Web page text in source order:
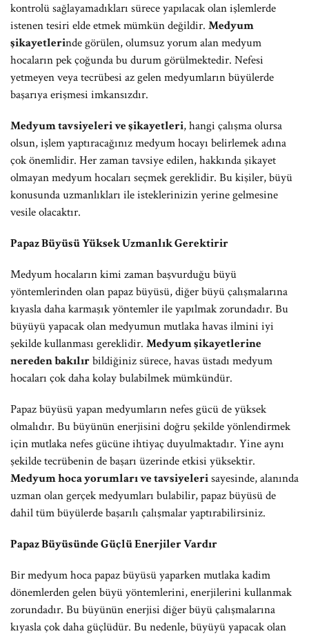
kontrolü sağlayamadıkları sürece yapılacak olan işlemlerde
istenen tesiri elde etmek mümkün değildir. Medyum
şikayetlerinde görülen, olumsuz yorum alan medyum
hocaların pek çoğunda bu durum görülmektedir. Nefesi
yetmeyen veya tecrübesi az gelen medyumların büyülerde
başarıya erişmesi imkansızdır.
Medyum tavsiyeleri ve şikayetleri, hangi çalışma olursa
olsun, işlem yaptıracağınız medyum hocayı belirlemek adına
çok önemlidir. Her zaman tavsiye edilen, hakkında şikayet
olmayan medyum hocaları seçmek gereklidir. Bu kişiler, büyü
konusunda uzmanlıkları ile isteklerinizin yerine gelmesine
vesile olacaktır.
Papaz Büyüsü Yüksek Uzmanlık Gerektirir
Medyum hocaların kimi zaman başvurduğu büyü
yöntemlerinden olan papaz büyüsü, diğer büyü çalışmalarına
kıyasla daha karmaşık yöntemler ile yapılmak zorundadır. Bu
büyüyü yapacak olan medyumun mutlaka havas ilmini iyi
şekilde kullanması gereklidir. Medyum şikayetlerine
nereden bakılırbildiğiniz sürece, havas üstadı medyum
hocaları çok daha kolay bulabilmek mümkündür.
Papaz büyüsü yapan medyumların nefes gücü de yüksek
olmalıdır. Bu büyünün enerjisini doğru şekilde yönlendirmek
için mutlaka nefes gücüne ihtiyaç duyulmaktadır. Yine aynı
şekilde tecrübenin de başarı üzerinde etkisi yüksektir.
Medyum hoca yorumları ve tavsiyelerisayesinde, alanında
uzman olan gerçek medyumları bulabilir, papaz büyüsü de
dahil tüm büyülerde başarılı çalışmalar yaptırabilirsiniz.
Papaz Büyüsünde Güçlü Enerjiler Vardır
Bir medyum hoca papaz büyüsü yaparken mutlaka kadim
dönemlerden gelen büyü yöntemlerini, enerjilerini kullanmak
zorundadır. Bu büyünün enerjisi diğer büyü çalışmalarına
kıyasla çok daha güçlüdür. Bu nedenle, büyüyü yapacak olan